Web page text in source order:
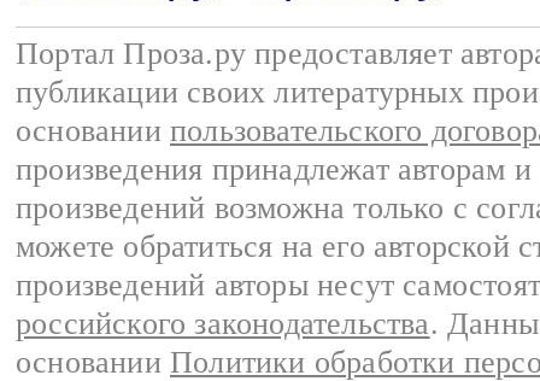
Портал Проза.ру предоставляет
публикации своих литературных
основании пользовательского
произведения принадлежат авторам
произведений возможна только с
можете обратиться на его авторской
произведений авторы несут
российского законодательства.
основании Политики обработки